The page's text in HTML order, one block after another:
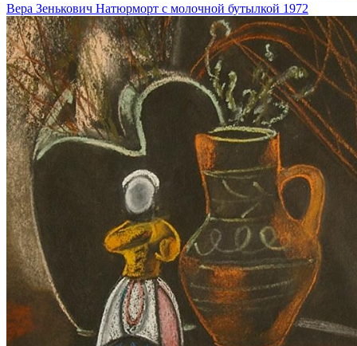
Вера Зенькович Натюрморт с молочной бутылкой 1972